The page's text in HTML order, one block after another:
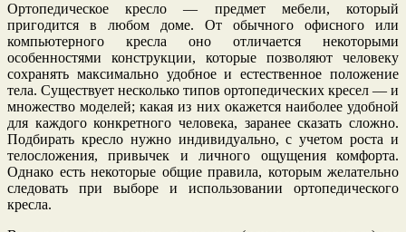
Ортопедическое кресло — предмет мебели, который
пригодится в любом доме. От обычного офисного или
компьютерного кресла оно отличается некоторыми
особенностями конструкции, которые позволяют человеку
сохранять максимально удобное и естественное положение
тела. Существует несколько типов ортопедических кресел — и
множество моделей; какая из них окажется наиболее удобной
для каждого конкретного человека, заранее сказать сложно.
Подбирать кресло нужно индивидуально, с учетом роста и
телосложения, привычек и личного ощущения комфорта.
Однако есть некоторые общие правила, которым желательно
следовать при выборе и использовании ортопедического
кресла.